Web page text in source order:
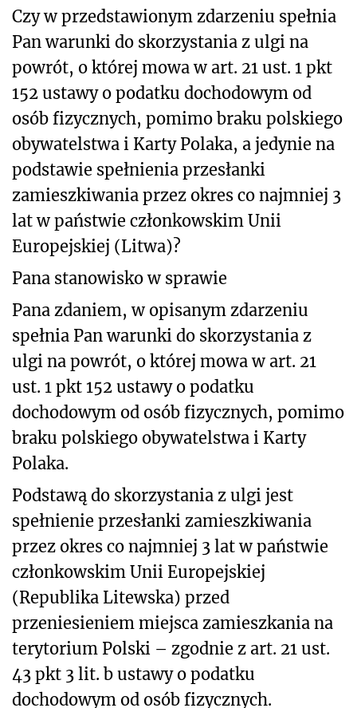
Czy w przedstawionym zdarzeniu spełnia
Pan warunki do skorzystania z ulgi na
powrót, o której mowa w art. 21 ust. 1 pkt
152 ustawy o podatku dochodowym od
osób fizycznych, pomimo braku polskiego
obywatelstwa i Karty Polaka, a jedynie na
podstawie spełnienia przesłanki
zamieszkiwania przez okres co najmniej 3
lat w państwie członkowskim Unii
Europejskiej (Litwa)?
Pana stanowisko w sprawie
Pana zdaniem, w opisanym zdarzeniu
spełnia Pan warunki do skorzystania z
ulgi na powrót, o której mowa w art. 21
ust. 1 pkt 152 ustawy o podatku
dochodowym od osób fizycznych, pomimo
braku polskiego obywatelstwa i Karty
Polaka.
Podstawą do skorzystania z ulgi jest
spełnienie przesłanki zamieszkiwania
przez okres co najmniej 3 lat w państwie
członkowskim Unii Europejskiej
(Republika Litewska) przed
przeniesieniem miejsca zamieszkania na
terytorium Polski – zgodnie z art. 21 ust.
43 pkt 3 lit. b ustawy o podatku
dochodowym od osób fizycznych.